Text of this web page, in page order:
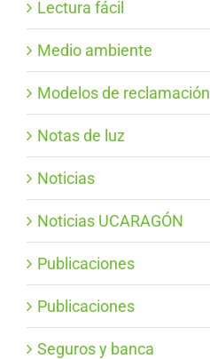
Lectura fácil
Medio ambiente
Modelos de reclamación
Notas de luz
Noticias
Noticias UCARAGÓN
Publicaciones
Publicaciones
Seguros y banca